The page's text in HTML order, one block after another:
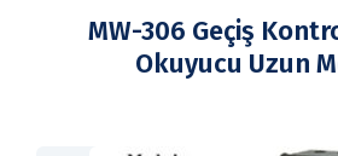
MW-306 Geçiş
Okuyucu Uzun